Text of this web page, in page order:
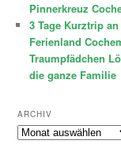
Pinnerkreuz
3 Tage Kurztrip
Ferienland
Traumpfädchen
die ganze Familie
ARCHIV
Archiv